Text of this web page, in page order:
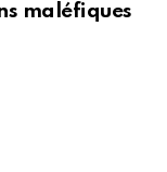
maléfiques